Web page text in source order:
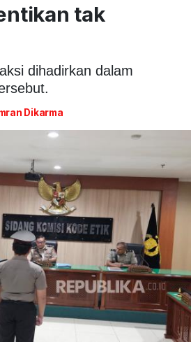
tak
dihadirkan dalam
Dikarma